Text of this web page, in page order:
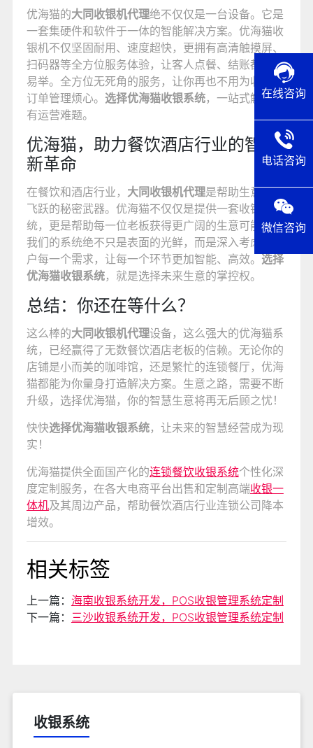
优海猫的大同收银机代理绝不仅仅是一台设备。它是
一套集硬件和软件于一体的智能解决方案。优海猫收
银机不仅坚固耐用、速度超快，更拥有高清触摸屏、
扫码器等全方位服务体验，让客人点餐、结账都轻而
易举。全方位无死角的服务，让你再也不用为收银和
订单管理烦心。 选择优海猫收银系统，一站式解决所
有运营难题。
优海猫，助力餐饮酒店行业的智慧
新革命
在餐饮和酒店行业， 大同收银机代理是帮助生意实现
飞跃的秘密武器。优海猫不仅仅是提供一套收银系
统，更是帮助每一位老板获得更广阔的生意可能性。
我们的系统绝不只是表面的光鲜，而是深入考虑了用
户每一个需求，让每一个环节更加智能、高效。选择
优海猫收银系统，就是选择未来生意的掌控权。
总结：你还在等什么？
这么棒的大同收银机代理设备，这么强大的优海猫系
统，已经赢得了无数餐饮酒店老板的信赖。无论你的
店铺是小而美的咖啡馆，还是繁忙的连锁餐厅，优海
猫都能为你量身打造解决方案。生意之路，需要不断
升级，选择优海猫，你的智慧生意将再无后顾之忧！
快快选择优海猫收银系统，让未来的智慧经营成为现
实！
优海猫提供全面国产化的连锁餐饮收银系统个性化深
度定制服务，在各大电商平台出售和定制高端收银一
体机及其周边产品，帮助餐饮酒店行业连锁公司降本
增效。
相关标签
上一篇： 海南收银系统开发，POS收银管理系统定制
下一篇：
三沙收银系统开发，POS收银管理系统定制
收银系统
在线咨询
电话咨询
微信咨询